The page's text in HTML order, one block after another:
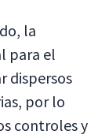
la
para el
dispersos
por lo
controles y